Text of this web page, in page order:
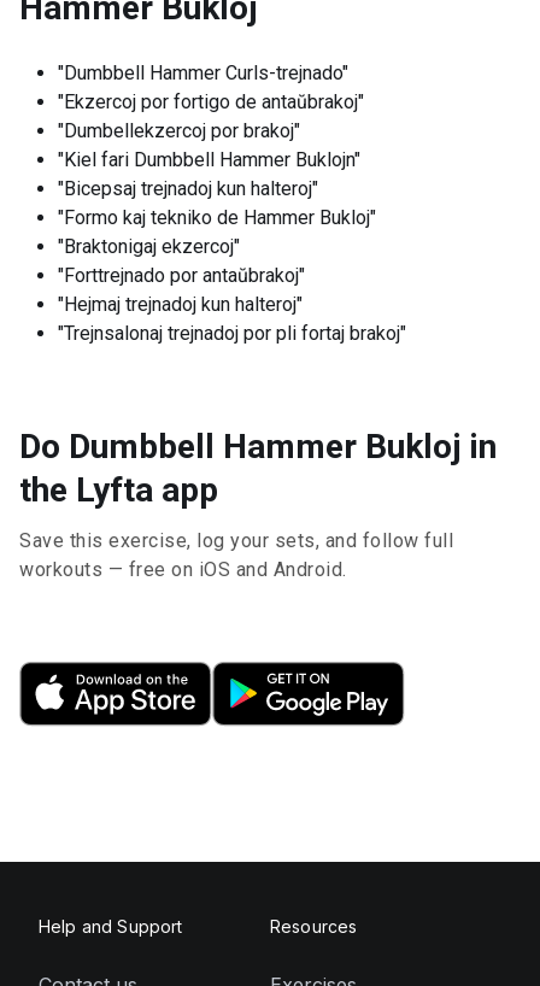
"Dumbbell Hammer Curls-trejnado"
"Ekzercoj por fortigo de antaŭbrakoj"
"Dumbellekzercoj por brakoj"
"Kiel fari Dumbbell Hammer Buklojn"
"Bicepsaj trejnadoj kun halteroj"
"Formo kaj tekniko de Hammer Bukloj"
"Braktonigaj ekzercoj"
"Forttrejnado por antaŭbrakoj"
"Hejmaj trejnadoj kun halteroj"
"Trejnsalonaj trejnadoj por pli fortaj brakoj"
Do Dumbbell Hammer Bukloj in
the Lyfta app
Save this exercise, log your sets, and follow full
workouts — free on iOS and Android.
Help and Support Resources